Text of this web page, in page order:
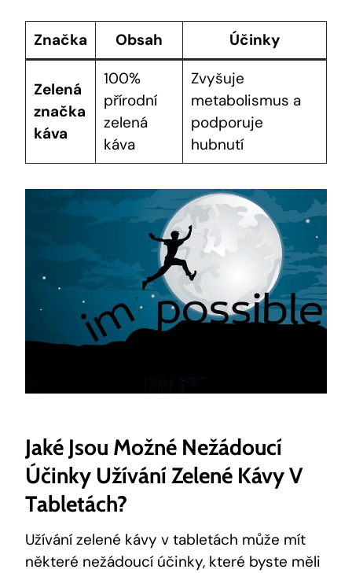
Značka Obsah Účinky
Zelená
značka
káva
100%
přírodní
zelená
káva
Zvyšuje
metabolismus a
podporuje
hubnutí
Jaké Jsou Možné Nežádoucí
Účinky Užívání Zelené Kávy V
Tabletách?
Užívání zelené kávy v tabletách může mít
některé nežádoucí účinky, které byste měli